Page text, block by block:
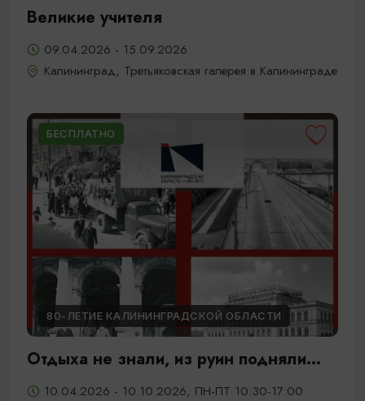
Великие учителя
09.04.2026 - 15.09.2026
Калининград, Третьяковская галерея в Калининграде
БЕСПЛАТНО
80-ЛЕТИЕ КАЛИНИНГРАДСКОЙ ОБЛАСТИ
Отдыха не знали, из руин подняли...
10.04.2026 - 10.10.2026, ПН-ПТ 10:30-17:00